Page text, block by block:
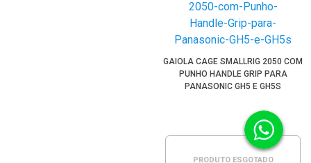
GAIOLA CAGE SMALLRIG 2050 COM
PUNHO HANDLE GRIP PARA
PANASONIC GH5 E GH5S
PRODUTO ESGOTADO